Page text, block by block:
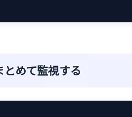
めて監視する